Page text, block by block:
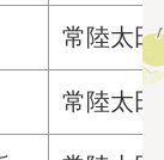
常陸太
常陸太